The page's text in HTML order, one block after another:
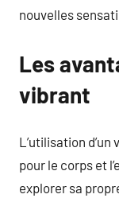
nouvelles
Les
vibrant
L’utilisation
pour le corps et
explorer sa